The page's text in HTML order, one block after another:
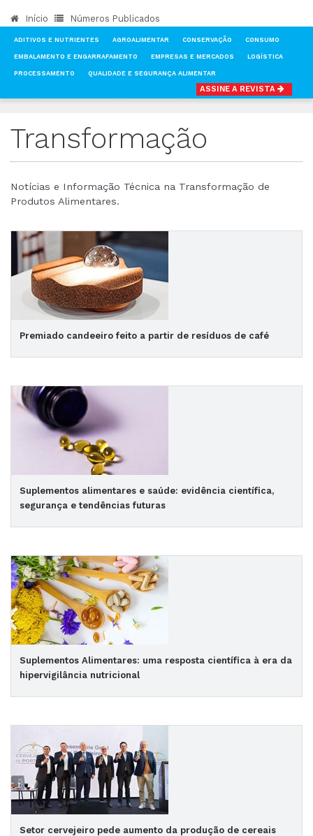
Início Números Publicados
ADITIVOS E NUTRIENTES AGROALIMENTAR CONSERVAÇÃO CONSUMO
EMBALAMENTO E ENGARRAFAMENTO EMPRESAS E MERCADOS LOGÍSTICA
PROCESSAMENTO QUALIDADE E SEGURANÇA ALIMENTAR
ASSINE A REVISTA
Transformação
Notícias e Informação Técnica na Transformação de
Produtos Alimentares.
Premiado candeeiro feito a partir de resíduos de café
Suplementos alimentares e saúde: evidência científica,
segurança e tendências futuras
Suplementos Alimentares: uma resposta científica à era da
hipervigilância nutricional
Setor cervejeiro pede aumento da produção de cereais